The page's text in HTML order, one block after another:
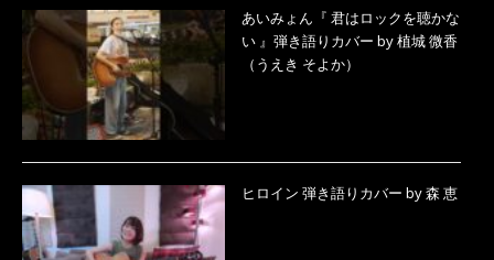
あいみょん『 君はロックを聴かな
い 』弾き語りカバー by 植城 微香
（うえき そよか）
ヒロイン 弾き語りカバー by 森 恵